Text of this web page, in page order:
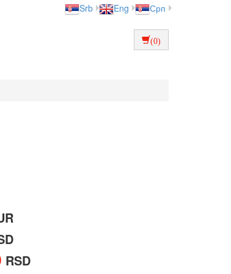
Srb Eng Срп
(0)
RSD